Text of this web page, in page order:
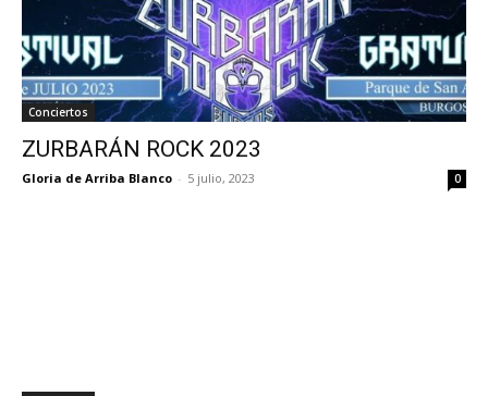
Conciertos
ZURBARÁN ROCK 2023
Gloria de Arriba Blanco - 5 julio, 2023 0